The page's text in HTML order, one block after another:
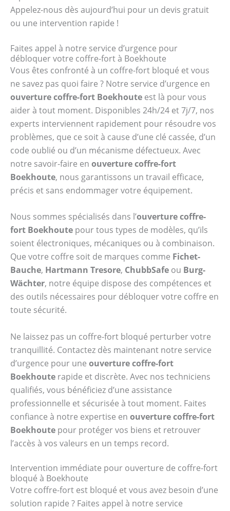
Appelez-nous dès aujourd’hui pour un devis gratuit
ou une intervention rapide !
Faites appel à notre service d’urgence pour
débloquer votre coffre-fort à Boekhoute
Vous êtes confronté à un coffre-fort bloqué et vous
ne savez pas quoi faire ? Notre service d’urgence en
ouverture coffre-fort Boekhoute est là pour vous
aider à tout moment. Disponibles 24h/24 et 7j/7, nos
experts interviennent rapidement pour résoudre vos
problèmes, que ce soit à cause d’une clé cassée, d’un
code oublié ou d’un mécanisme défectueux. Avec
notre savoir-faire en ouverture coffre-fort
Boekhoute, nous garantissons un travail efficace,
précis et sans endommager votre équipement.
Nous sommes spécialisés dans l’ouverture coffre-
fort Boekhoute pour tous types de modèles, qu’ils
soient électroniques, mécaniques ou à combinaison.
Que votre coffre soit de marques comme Fichet-
Bauche, Hartmann Tresore, ChubbSafe ou Burg-
Wächter, notre équipe dispose des compétences et
des outils nécessaires pour débloquer votre coffre en
toute sécurité.
Ne laissez pas un coffre-fort bloqué perturber votre
tranquillité. Contactez dès maintenant notre service
d’urgence pour une ouverture coffre-fort
Boekhoute rapide et discrète. Avec nos techniciens
qualifiés, vous bénéficiez d’une assistance
professionnelle et sécurisée à tout moment. Faites
confiance à notre expertise en ouverture coffre-fort
Boekhoute pour protéger vos biens et retrouver
l’accès à vos valeurs en un temps record.
Intervention immédiate pour ouverture de coffre-fort
bloqué à Boekhoute
Votre coffre-fort est bloqué et vous avez besoin d’une
solution rapide ? Faites appel à notre service